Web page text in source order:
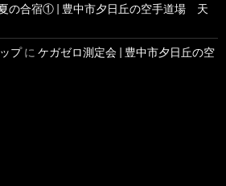
の合宿① | 豊中市夕日丘の空手道場 天
プに ケガゼロ測定会 | 豊中市夕日丘の空